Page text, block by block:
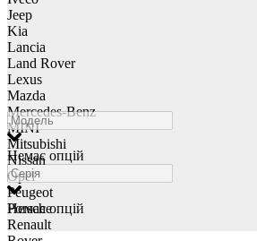
Jeep
Kia
Lancia
Land Rover
Lexus
Mazda
Mercedes-Benz
MINI
Mitsubishi
Nissan
Opel
Peugeot
Porsche
Renault
Немає опцій
Немає опцій